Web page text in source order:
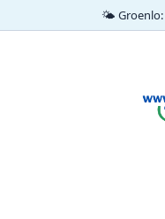
🌤️ Groenlo: